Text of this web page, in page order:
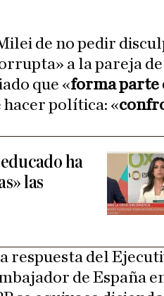
de no pedir
a la pareja de
que «forma parte
hacer política: «
ha
las
respuesta del
de España